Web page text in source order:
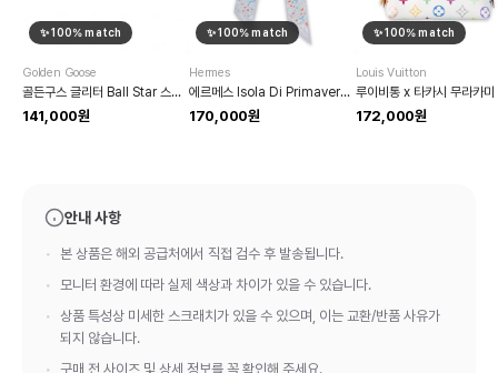
✨100% match
Golden Goose
골든구스 글리터 Ball Star 스니커즈
141,000원
✨100% match
Hermes
에르메스 Isola Di Primavera 트윌리
170,000원
✨100% match
Louis Vuitton
172,000원
안내 사항
본 상품은 해외 공급처에서 직접 검수 후 발송됩니다.
모니터 환경에 따라 실제 색상과 차이가 있을 수 있습니다.
상품 특성상 미세한 스크래치가 있을 수 있으며, 이는 교환/반품 사유가
되지 않습니다.
구매 전 사이즈 및 상세 정보를 꼭 확인해 주세요.